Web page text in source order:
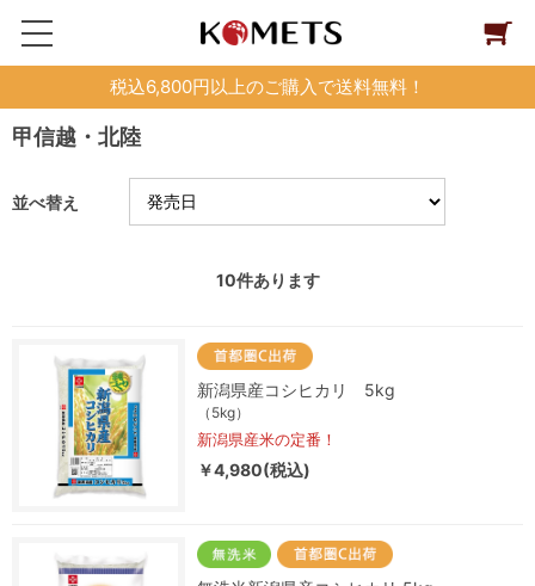
税込6,800円以上のご購入で送料無料！
甲信越・北陸
並べ替え
10件あります
新潟県産コシヒカリ 5kg
（5kg）
新潟県産米の定番！
￥4,980(税込)